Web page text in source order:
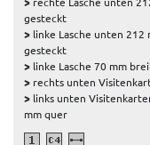
gesteckt
> linke Lasche unten 212
gesteckt
> linke Lasche 70 mm
> rechts unten
> links unten
mm quer